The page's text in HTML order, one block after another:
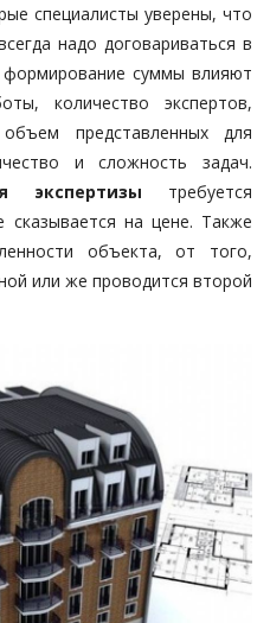
специалисты уверены, что
надо договариваться в
суммы влияют
количество экспертов,
представленных для
и сложность задач.
экспертизы требуется
на цене. Также
объекта, от того,
или же проводится второй